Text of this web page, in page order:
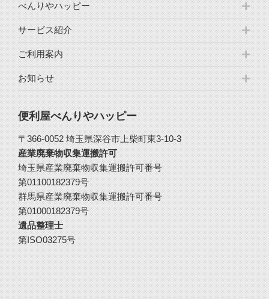
べんりやハッピー
サービス紹介
ご利用案内
お知らせ
便利屋べんりやハッピー
〒366-0052 埼玉県深谷市上柴町東3-10-3
産業廃棄物収集運搬許可
埼玉県産業廃棄物収集運搬許可番号
第01100182379号
群馬県産業廃棄物収集運搬許可番号
第01000182379号
遺品整理士
第ISO03275号